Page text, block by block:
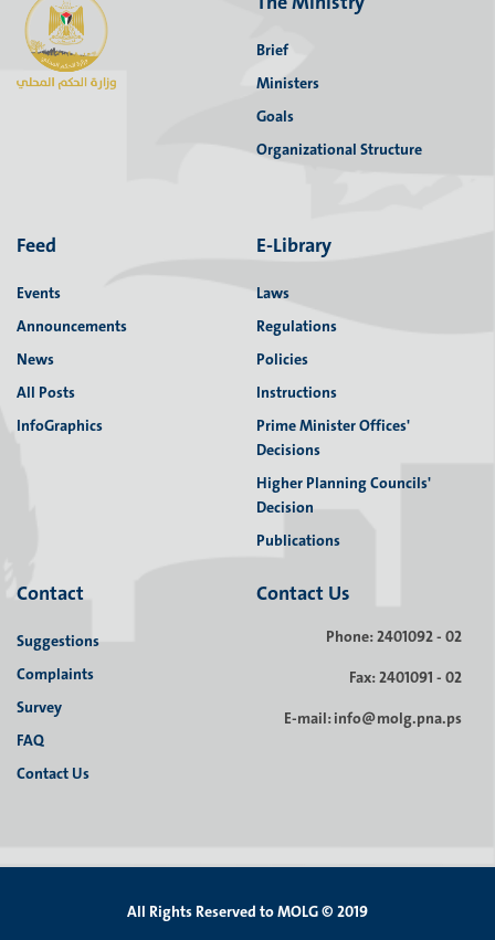
مراسم استلام وتسليم
مراسم استلام وتسليم
أبو دياك يزور بلدية زيتا يرافقه وفد من مديرية الحكم المحلي
Brief
Ministers
Goals
Organizational Structure
Feed
Events
Announcements
News
All Posts
InfoGraphics
E-Library
Laws
Regulations
Policies
Instructions
Prime Minister Offices'
Decisions
Higher Planning Councils'
Decision
Publications
Contact
Suggestions
Complaints
Survey
FAQ
Contact Us
Contact Us
Phone: 2401092 - 02
Fax: 2401091 - 02
E-mail: info@molg.pna.ps
All Rights Reserved to MOLG © 2019